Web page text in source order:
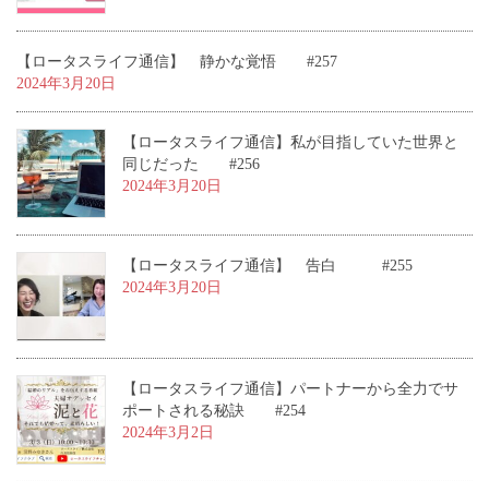
【ロータスライフ通信】 静かな覚悟 #257
2024年3月20日
【ロータスライフ通信】私が目指していた世界と
同じだった #256
2024年3月20日
【ロータスライフ通信】 告白 #255
2024年3月20日
【ロータスライフ通信】パートナーから全力でサ
ポートされる秘訣 #254
2024年3月2日